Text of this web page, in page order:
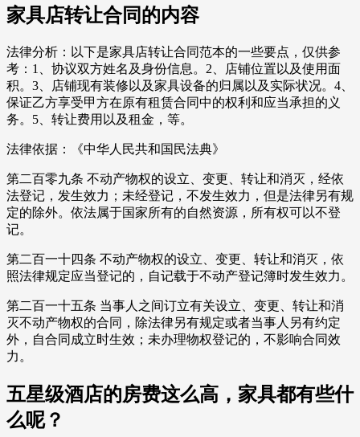
家具店转让合同的内容
法律分析：以下是家具店转让合同范本的一些要点，仅供参
考：1、协议双方姓名及身份信息。2、店铺位置以及使用面
积。3、店铺现有装修以及家具设备的归属以及实际状况。4、
保证乙方享受甲方在原有租赁合同中的权利和应当承担的义
务。5、转让费用以及租金，等。
法律依据：《中华人民共和国民法典》
第二百零九条 不动产物权的设立、变更、转让和消灭，经依
法登记，发生效力；未经登记，不发生效力，但是法律另有规
定的除外。依法属于国家所有的自然资源，所有权可以不登
记。
第二百一十四条 不动产物权的设立、变更、转让和消灭，依
照法律规定应当登记的，自记载于不动产登记簿时发生效力。
第二百一十五条 当事人之间订立有关设立、变更、转让和消
灭不动产物权的合同，除法律另有规定或者当事人另有约定
外，自合同成立时生效；未办理物权登记的，不影响合同效
力。
五星级酒店的房费这么高，家具都有些什
么呢？